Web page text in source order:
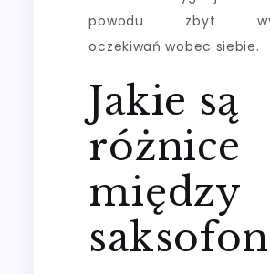
powodu zbyt
oczekiwań wobec siebie.
Jakie są
różnice
między